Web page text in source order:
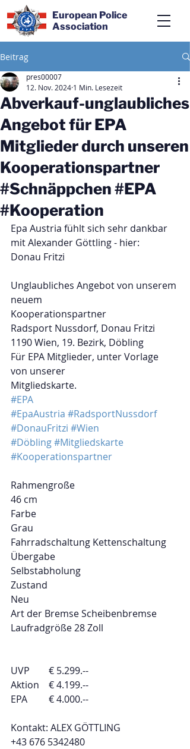
European Police
Association
Beitrag
Abverkauf-unglaubliches
Angebot für EPA
Mitglieder durch unseren
Kooperationspartner
#Schnäppchen #EPA
#Kooperation
pres00007
12. Nov. 2024 1 Min. Lesezeit
Epa Austria fühlt sich sehr dankbar
mit Alexander Göttling - hier:
Donau Fritzi
Unglaubliches Angebot von unserem
neuem
Kooperationspartner
Radsport Nussdorf, Donau Fritzi
1190 Wien, 19. Bezirk, Döbling
Für EPA Mitglieder, unter Vorlage
von unserer
Mitgliedskarte.
#EPA
#EpaAustria #RadsportNussdorf
#DonauFritzi #Wien
#Döbling#Mitgliedskarte
#Kooperationspartner
Rahmengroße
46 cm
Farbe
Grau
Fahrradschaltung Kettenschaltung
Übergabe
Selbstabholung
Zustand
Neu
Art der Bremse Scheibenbremse
Laufradgröße 28 Zoll
UVP        € 5.299.--
Aktion    € 4.199.--
EPA         € 4.000.--
Kontakt: ALEX GÖTTLING
+43 676 5342480